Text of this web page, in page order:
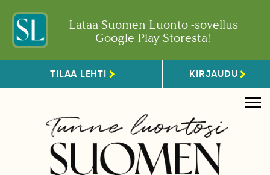
Lataa Suomen Luonto -sovellus
Google Play Storesta!
TILAA LEHTI KIRJAUDU